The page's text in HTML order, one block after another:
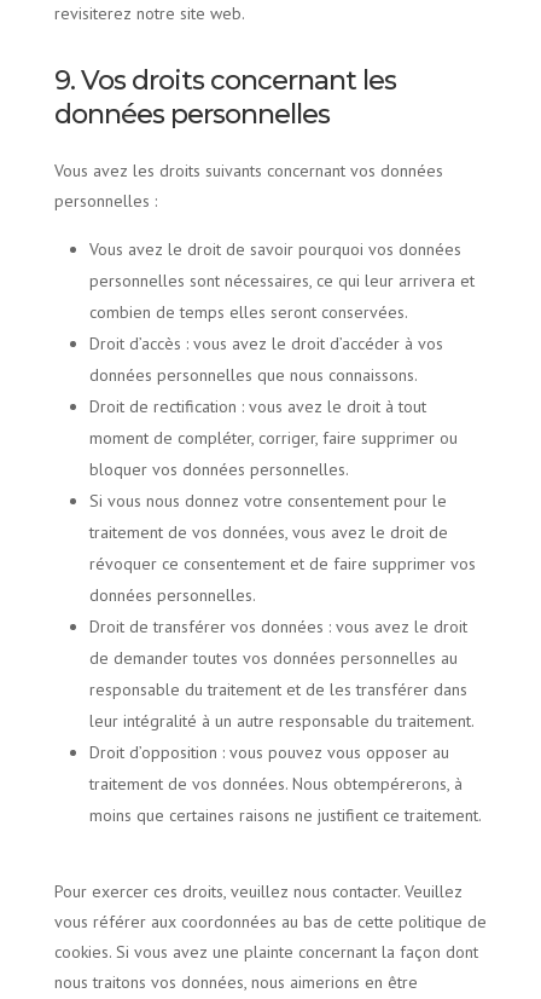
revisiterez notre site web.
9. Vos droits concernant les
données personnelles
Vous avez les droits suivants concernant vos données
personnelles :
Vous avez le droit de savoir pourquoi vos données
personnelles sont nécessaires, ce qui leur arrivera et
combien de temps elles seront conservées.
Droit d’accès : vous avez le droit d’accéder à vos
données personnelles que nous connaissons.
Droit de rectification : vous avez le droit à tout
moment de compléter, corriger, faire supprimer ou
bloquer vos données personnelles.
Si vous nous donnez votre consentement pour le
traitement de vos données, vous avez le droit de
révoquer ce consentement et de faire supprimer vos
données personnelles.
Droit de transférer vos données : vous avez le droit
de demander toutes vos données personnelles au
responsable du traitement et de les transférer dans
leur intégralité à un autre responsable du traitement.
Droit d’opposition : vous pouvez vous opposer au
traitement de vos données. Nous obtempérerons, à
moins que certaines raisons ne justifient ce traitement.
Pour exercer ces droits, veuillez nous contacter. Veuillez
vous référer aux coordonnées au bas de cette politique de
cookies. Si vous avez une plainte concernant la façon dont
nous traitons vos données, nous aimerions en être